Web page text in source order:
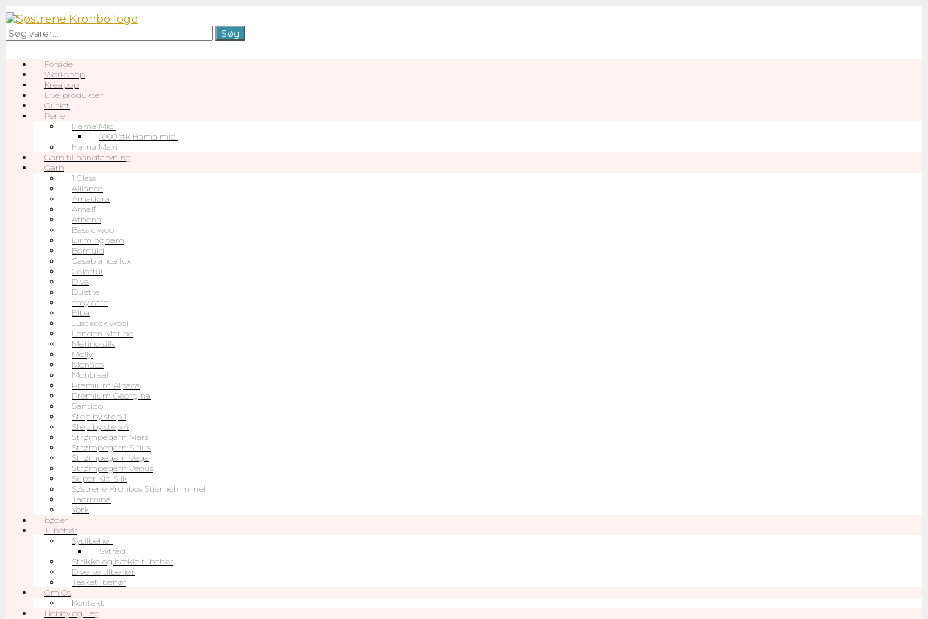
Gå
til
indhold
Søg
efter:
Søg
Forside
Workshop
Kreapop
Live produkter
Outlet
Perler
Hama Midi
1000 stk Hama midi
Hama Maxi
Garn til håndfarvning
Garn
1 Class
Alliance
Amadora
Amalfi
Athena
Bassic wool
Birmingham
Bomuld
Casablanca lux
Colorful
Diva
Duette
easy care
Elba
Just sock wool
London Merino
Merino silk
Molly
Monaco
Montreal
Premium Alpaca
Premium Georgina
Santigo
Step by step 1
Step by step 4
Strømpegarn Mars
Strømpegarn Sirius
Strømpegarn Vega
Strømpegarn Venus
Super Kid Silk
Søstrene Kronbos Stjernehimmel
Taormina
York
bøger
Tilbehør
Sytilbehør
Sytråd
Strikke og hækle tilbehør
Diverse tilbehør
Tasketilbehør
Om Os
Kontakt
Hobby og Leg